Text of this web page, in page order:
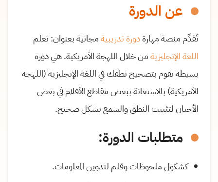
عن الدورة
تُقدِّم منصة مهارةدورة تدريبيةمجانية بعنوان: تعلم
اللغة الإنجليزيةمن خلال اللهجة الأمريكية. هي دورة
بسيطة تقوم بتصحيح نطقك في اللغة الإنجليزية (اللهجة
الأمريكية) بالاستعانة ببعض مقاطع الأفلام في بعض
الأحيان لتثبيت النطق والسمع بشكل صحيح.
متطلبات الدورة:
كشكول ملحوظات وقلم لتدوين المعلومات.